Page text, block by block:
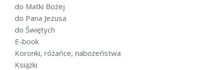
do Matki Bożej
do Pana Jezusa
do Świętych
E-book
Koronki, różańce, nabożeństwa
Książki